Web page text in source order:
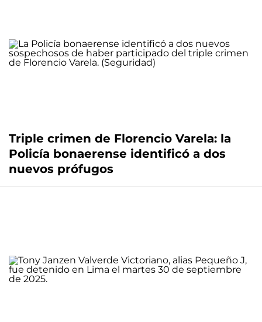
Triple crimen de Florencio Varela: la
Policía bonaerense identificó a dos
nuevos prófugos